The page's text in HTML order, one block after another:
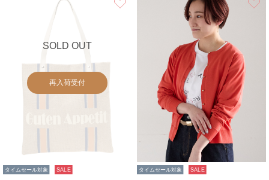
SOLD OUT
再入荷受付
タイムセール対象 SALE タイムセール対象 SALE